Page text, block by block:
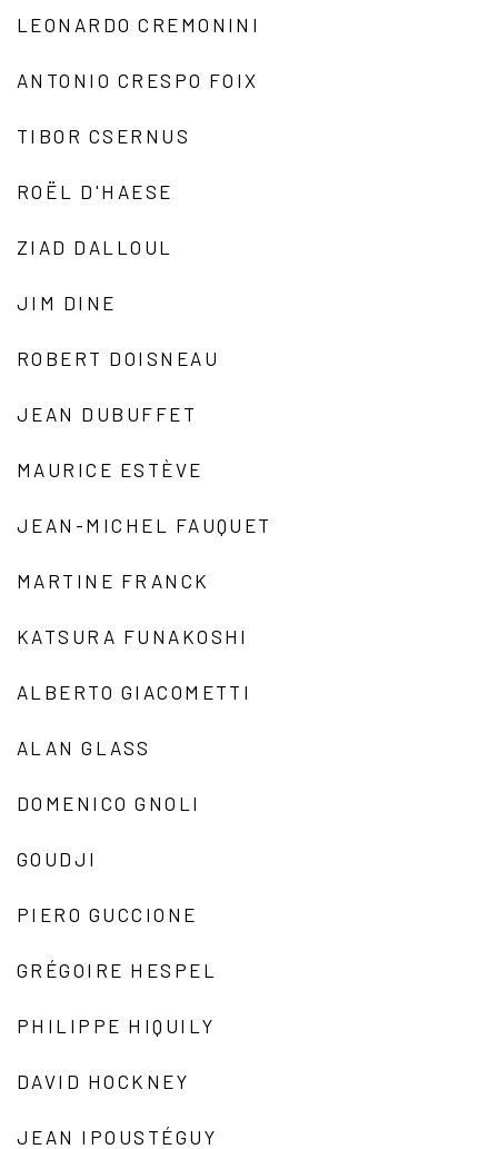
LEONARDO CREMONINI
ANTONIO CRESPO FOIX
TIBOR CSERNUS
ROËL D'HAESE
ZIAD DALLOUL
JIM DINE
ROBERT DOISNEAU
JEAN DUBUFFET
MAURICE ESTÈVE
JEAN-MICHEL FAUQUET
MARTINE FRANCK
KATSURA FUNAKOSHI
ALBERTO GIACOMETTI
ALAN GLASS
DOMENICO GNOLI
GOUDJI
PIERO GUCCIONE
GRÉGOIRE HESPEL
PHILIPPE HIQUILY
DAVID HOCKNEY
JEAN IPOUSTÉGUY